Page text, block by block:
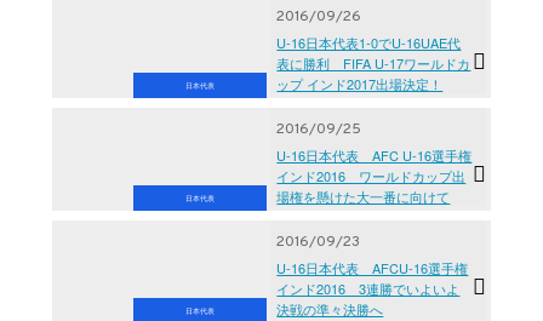
日本代表
2016/09/26
U-16日本代表1-0でU-16UAE代
表に勝利 FIFA U-17ワールドカ
ップ インド2017出場決定！
日本代表
2016/09/25
U-16日本代表 AFC U-16選手権
インド2016 ワールドカップ出
場権を懸けた大一番に向けて
日本代表
2016/09/23
U-16日本代表 AFCU-16選手権
インド2016 3連勝でいよいよ
決戦の準々決勝へ